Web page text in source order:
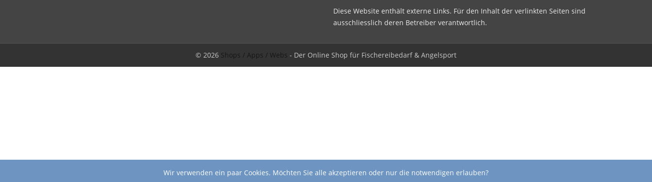
Diese Website enthält externe Links. Für den Inhalt der verlinkten Seiten sind
ausschliesslich deren Betreiber verantwortlich.
© 2026 Shops / Apps / Webs - Der Online Shop für Fischereibedarf & Angelsport
Wir verwenden ein paar Cookies. Möchten Sie alle akzeptieren oder nur die notwendigen erlauben?